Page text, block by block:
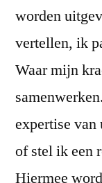
worden
vertellen, ik
Waar mijn
expertise
of stel ik een
Hiermee